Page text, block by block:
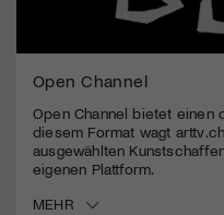
Open Channel
Open Channel bietet einen
diesem Format wagt
ausgewählten
eigenen Plattform.
MEHR